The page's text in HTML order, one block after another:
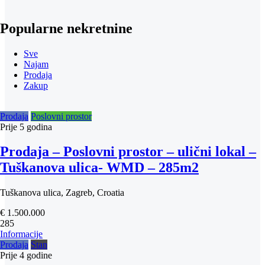
Popularne nekretnine
Sve
Najam
Prodaja
Zakup
Prodaja Poslovni prostor
Prije 5 godina
Prodaja – Poslovni prostor – ulični lokal –
Tuškanova ulica- WMD – 285m2
Tuškanova ulica, Zagreb, Croatia
€ 1.500.000
285
Informacije
Prodaja Stan
Prije 4 godine